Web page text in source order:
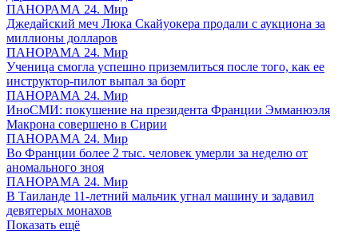
ПАНОРАМА 24. Мир
Джедайский меч Люка Скайуокера продали с аукциона за
миллионы долларов
ПАНОРАМА 24. Мир
Ученица смогла успешно приземлиться после того, как ее
инструктор-пилот выпал за борт
ПАНОРАМА 24. Мир
ИноСМИ: покушение на президента Франции Эмманюэля
Макрона совершено в Сирии
ПАНОРАМА 24. Мир
Во Франции более 2 тыс. человек умерли за неделю от
аномального зноя
ПАНОРАМА 24. Мир
В Таиланде 11-летний мальчик угнал машину и задавил
девятерых монахов
Показать ещё